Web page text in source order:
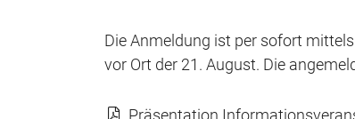
Die Anmeldung ist per sofort mittels
vor Ort der 21. August. Die
Präsentation